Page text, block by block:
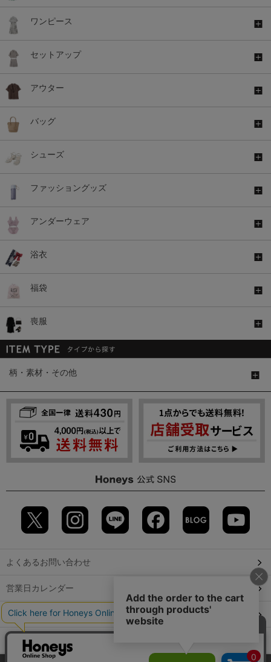
ワンピース
セットアップ
アウター
バッグ
シューズ
ファッショングッズ
アンダーウェア
浴衣
福袋
喪服
柄・素材・その他
よくあるお問い合わせ
営業日カレンダー
店舗検索
GLOBAL GUIDE（海外からご利用のお客様）